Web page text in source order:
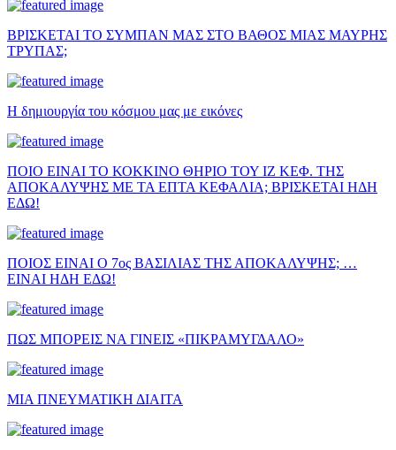
ΒΡΙΣΚΕΤΑΙ ΤΟ ΣΥΜΠΑΝ ΜΑΣ ΣΤΟ ΒΑΘΟΣ ΜΙΑΣ ΜΑΥΡΗΣ
ΤΡΥΠΑΣ;
Η δημιουργία του κόσμου μας με εικόνες
ΠΟΙΟ ΕΙΝΑΙ ΤΟ ΚΟΚΚΙΝΟ ΘΗΡΙΟ ΤΟΥ ΙΖ ΚΕΦ. ΤΗΣ
ΑΠΟΚΑΛΥΨΗΣ ΜΕ ΤΑ ΕΠΤΑ ΚΕΦΑΛΙΑ; ΒΡΙΣΚΕΤΑΙ ΗΔΗ
ΕΔΩ!
ΠΟΙΟΣ ΕΙΝΑΙ Ο 7ος ΒΑΣΙΛΙΑΣ ΤΗΣ ΑΠΟΚΑΛΥΨΗΣ; …
ΕΙΝΑΙ ΗΔΗ ΕΔΩ!
ΠΩΣ ΜΠΟΡΕΙΣ ΝΑ ΓΙΝΕΙΣ «ΠΙΚΡΑΜΥΓΔΑΛΟ»
ΜΙΑ ΠΝΕΥΜΑΤΙΚΗ ΔΙΑΙΤΑ